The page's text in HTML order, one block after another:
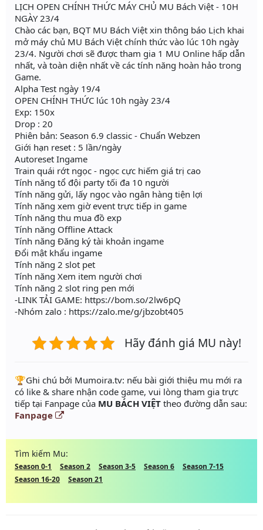
LỊCH OPEN CHÍNH THỨC MÁY CHỦ MU Bách Việt - 10H
NGÀY 23/4
Chào các bạn, BQT MU Bách Việt xin thông báo Lịch khai
mở máy chủ MU Bách Việt chính thức vào lúc 10h ngày
23/4. Người chơi sẽ được tham gia 1 MU Online hấp dẫn
nhất, và toàn diện nhất về các tính năng hoàn hảo trong
Game.
Alpha Test ngày 19/4
OPEN CHÍNH THỨC lúc 10h ngày 23/4
Exp: 150x
Drop : 20
Phiên bản: Season 6.9 classic - Chuẩn Webzen
Giới hạn reset : 5 lần/ngày
Autoreset Ingame
Train quái rớt ngọc - ngọc cực hiếm giá trị cao
Tính năng tổ đội party tối đa 10 người
Tính năng gửi, lấy ngọc vào ngân hàng tiện lợi
Tính năng xem giờ event trực tiếp in game
Tính năng thu mua đồ exp
Tính năng Offline Attack
Tính năng Đăng ký tài khoản ingame
Đổi mật khẩu ingame
Tính năng 2 slot pet
Tính năng Xem item người chơi
Tính năng 2 slot ring pen mới
-LINK TẢI GAME: https://bom.so/2lw6pQ
-Nhóm zalo : https://zalo.me/g/jbzobt405
Hãy đánh giá MU này!
️🏆Ghi chú bởi Mumoira.tv: nếu bài giới thiệu mu mới ra
có like & share nhận code game, vui lòng tham gia trực
tiếp tại Fanpage của MU BÁCH VIỆT theo đường dẫn sau:
Fanpage
Tìm kiếm Mu:
Season 0-1 Season 2 Season 3-5 Season 6
Season 7-15
Season 16-20
Season 21